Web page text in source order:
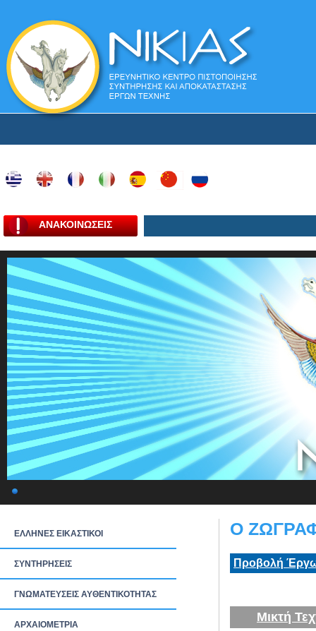
ΑΝΑΚΟΙΝΩΣΕΙΣ
ΕΛΛΗΝΕΣ ΕΙΚΑΣΤΙΚΟΙ
ΣΥΝΤΗΡΗΣΕΙΣ
ΓΝΩΜΑΤΕΥΣΕΙΣ ΑΥΘΕΝΤΙΚΟΤΗΤΑΣ
ΑΡΧΑΙΟΜΕΤΡΙΑ
Ο
Προβολή
Μικτή